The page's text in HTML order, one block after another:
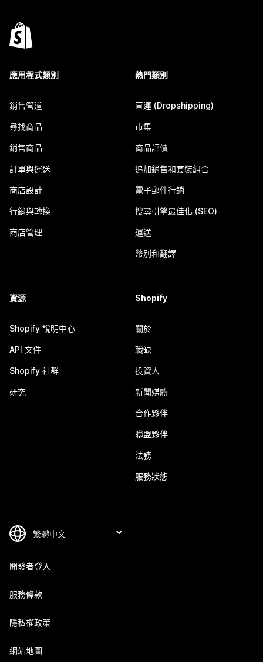
應用程式類別
銷售管道
尋找商品
銷售商品
訂單與運送
商店設計
行銷與轉換
商店管理
熱門類別
直運 (Dropshipping)
市集
商品評價
追加銷售和套裝組合
電子郵件行銷
搜尋引擎最佳化 (SEO)
運送
幣別和翻譯
資源
Shopify 說明中心
API 文件
Shopify 社群
研究
Shopify
關於
職缺
投資人
新聞媒體
合作夥伴
聯盟夥伴
法務
服務狀態
開發者登入
服務條款
隱私權政策
網站地圖